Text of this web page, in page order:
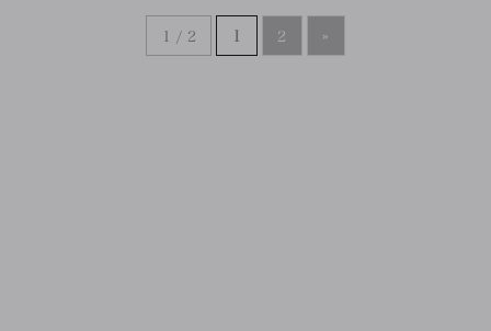
1 / 2 1 2 »